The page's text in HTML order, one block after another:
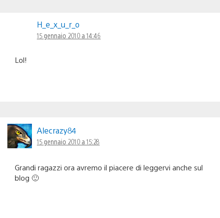
H_e_x_u_r_o
15 gennaio 2010 a 14:46
Lol!
Alecrazy84
15 gennaio 2010 a 15:28
Grandi ragazzi ora avremo il piacere di leggervi anche sul
blog 🙂